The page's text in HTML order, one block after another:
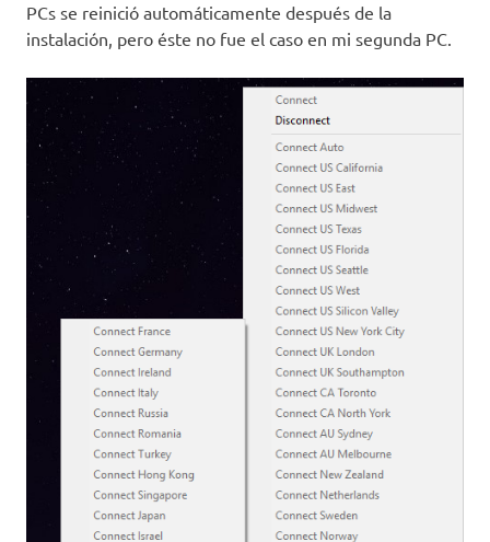
PCs se reinició automáticamente después de la
instalación, pero éste no fue el caso en mi segunda PC.